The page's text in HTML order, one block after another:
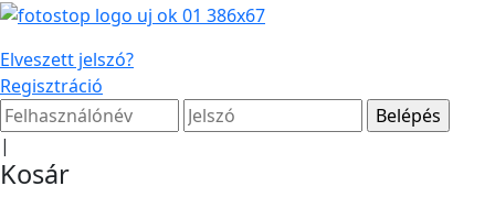
Elveszett jelszó?
Regisztráció
|
Kosár